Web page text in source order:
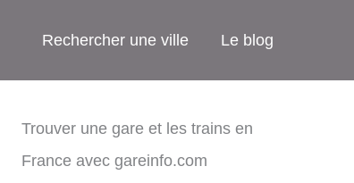
Rechercher une ville Le blog
Trouver une gare et les trains en
France avec gareinfo.com